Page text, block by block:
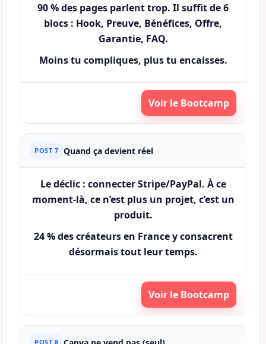
90 % des pages parlent trop. Il suffit de6
blocs : Hook, Preuve, Bénéfices, Offre,
Garantie, FAQ.
Moins tu compliques, plus tu encaisses.
Voir le Bootcamp
POST 7 Quand ça devient réel
Le déclic : connecterStripe/PayPal. À ce
moment-là, ce n’est plus un projet, c’est un
produit.
24 %des créateurs en France y consacrent
désormais tout leur temps.
Voir le Bootcamp
POST 8